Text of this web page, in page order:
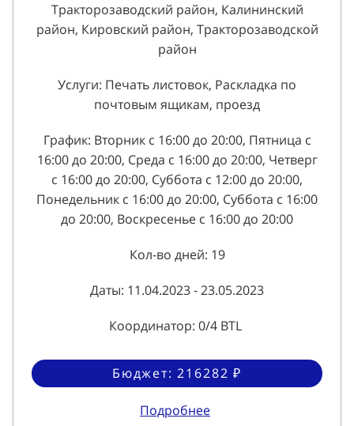
Тракторозаводский район, Калининский
район, Кировский район, Тракторозаводской
район
Услуги: Печать листовок, Раскладка по
почтовым ящикам, проезд
График: Вторник с 16:00 до 20:00, Пятница с
16:00 до 20:00, Среда с 16:00 до 20:00, Четверг
с 16:00 до 20:00, Суббота с 12:00 до 20:00,
Понедельник с 16:00 до 20:00, Суббота с 16:00
до 20:00, Воскресенье с 16:00 до 20:00
Кол-во дней: 19
Даты: 11.04.2023 - 23.05.2023
Координатор: 0/4 BTL
Бюджет: 216282 ₽
Подробнее